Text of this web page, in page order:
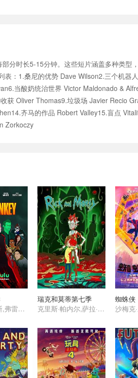
分时长5-15分钟。这些短片涵盖多种类型
：1.桑尼的优势 Dave Wilson2.三个机器
当酸奶统治世界 Victor Maldonado &
获 Oliver Thomas9.垃圾场 Javier Recio
齐马的作品 Robert Valley15.盲点
Zorkoczy
杰森·苏戴奇斯,弗雷德·塔特西奥,奥立薇娅·玛恩,武井乔治,松村艾丽,蕾可·艾尔丝沃斯,诺希尔·达拉尔,Nobi Nakanishi,Mia Korf
瑞克和莫蒂第七季
克里斯·帕内尔,萨拉·乔克,斯宾瑟·格拉默
蜘蛛侠